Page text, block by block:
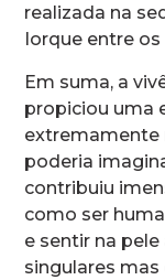
realizada na
Iorque entre os
Em suma, a
propiciou uma
extremamente
poderia
contribuiu
como ser
e sentir na
singulares